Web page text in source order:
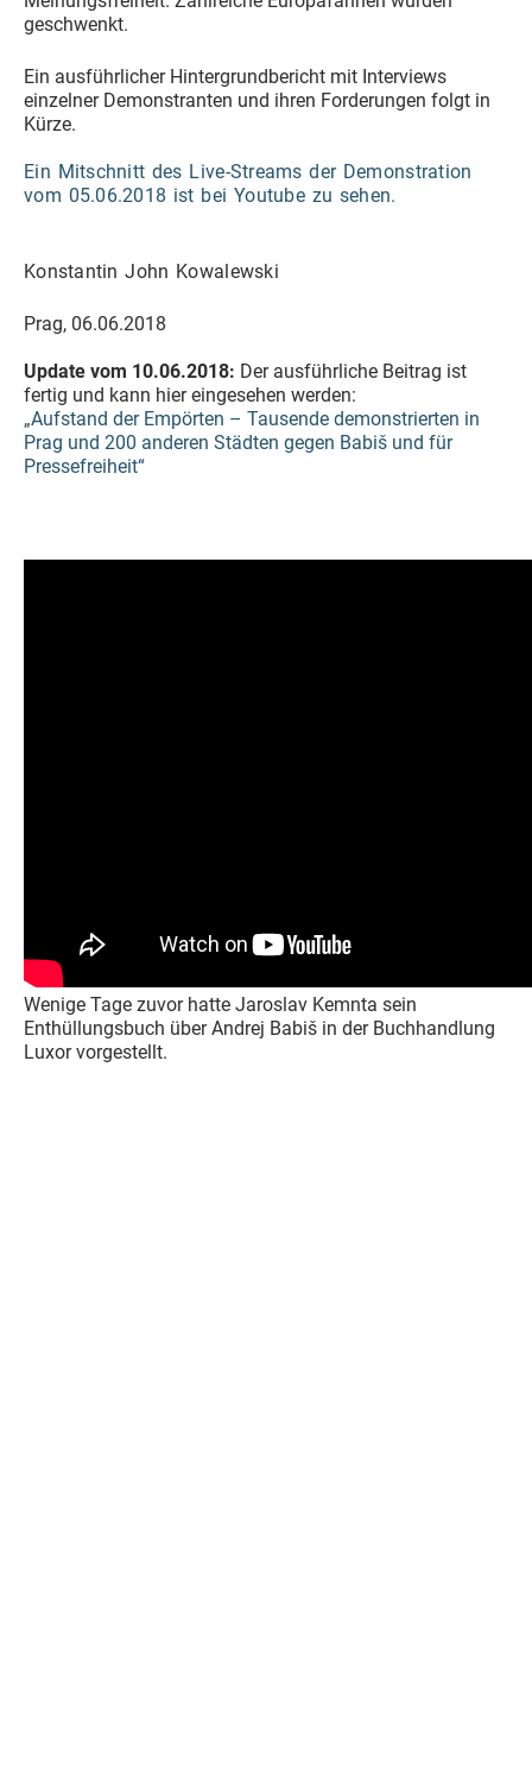
geschwenkt.
Ein ausführlicher Hintergrundbericht mit Interviews
einzelner Demonstranten und ihren Forderungen folgt in
Kürze.
Ein Mitschnitt des Live-Streams der Demonstration
vom 05.06.2018 ist bei Youtube zu sehen.
Konstantin John Kowalewski
Prag, 06.06.2018
Update vom 10.06.2018: Der ausführliche Beitrag ist
fertig und kann hier eingesehen werden:
„Aufstand der Empörten – Tausende demonstrierten in
Prag und 200 anderen Städten gegen Babiš und für
Pressefreiheit“
Wenige Tage zuvor hatte Jaroslav Kemnta sein
Enthüllungsbuch über Andrej Babiš in der Buchhandlung
Luxor vorgestellt.